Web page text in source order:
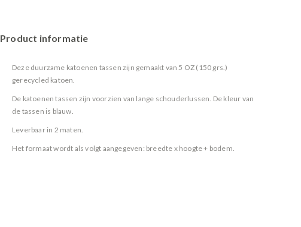
Product informatie
Deze duurzame katoenen tassen zijn gemaakt van 5 OZ (150 grs.)
gerecycled katoen.
De katoenen tassen zijn voorzien van lange schouderlussen. De kleur van
de tassen is blauw.
Leverbaar in 2 maten.
Het formaat wordt als volgt aangegeven: breedte x hoogte + bodem.